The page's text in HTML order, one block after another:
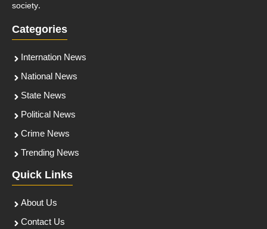
society.
Categories
Internation News
National News
State News
Political News
Crime News
Trending News
Quick Links
About Us
Contact Us